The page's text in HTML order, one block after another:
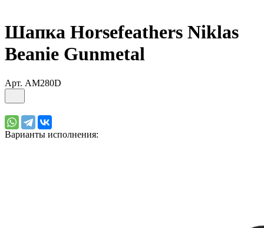
Шапка Horsefeathers Niklas
Beanie Gunmetal
Арт. AM280D
Варианты исполнения: